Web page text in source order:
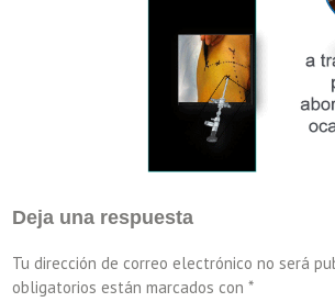
Deja una respuesta
Tu dirección de correo electrónico no será
obligatorios están marcados con*